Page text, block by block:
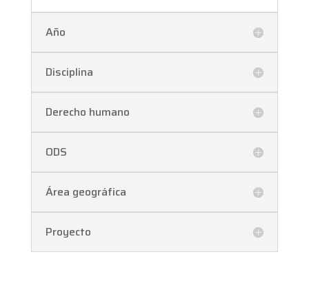
Año
Disciplina
Derecho humano
ODS
Área geográfica
Proyecto